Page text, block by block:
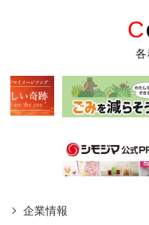
C
企業情報